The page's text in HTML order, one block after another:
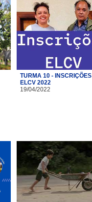
TURMA 10 - INSCRIÇÕES
ELCV 2022
19/04/2022